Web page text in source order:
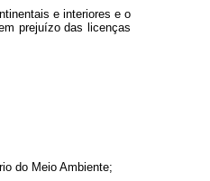
e interiores e o
prejuízo das licenças
do Meio Ambiente;